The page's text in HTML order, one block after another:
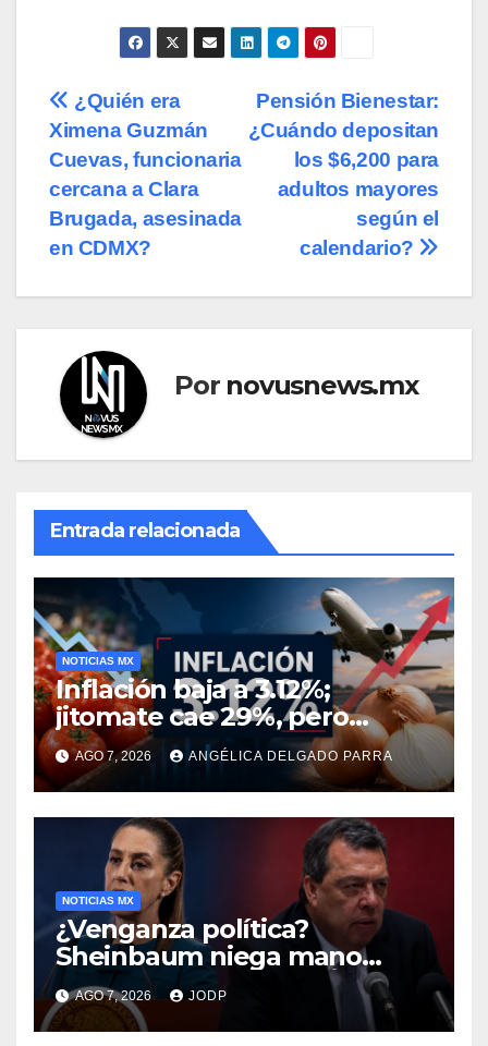
Navegación
de
entradas
Pensión Bienestar:
¿Cuándo depositan
los $6,200 para
adultos mayores
según el
calendario?
¿Quién era
Ximena Guzmán
Cuevas, funcionaria
cercana a Clara
Brugada, asesinada
en CDMX?
Por novusnews.mx
Entrada relacionada
NOTICIAS MX
Inflación baja a 3.12%;
jitomate cae 29%, pero
cebolla y vuelos se
encarecen
AGO 7, 2026 ANGÉLICA DELGADO PARRA
NOTICIAS MX
¿Venganza política?
Sheinbaum niega mano
negra en captura de Ángel
Aguirre
AGO 7, 2026 JODP